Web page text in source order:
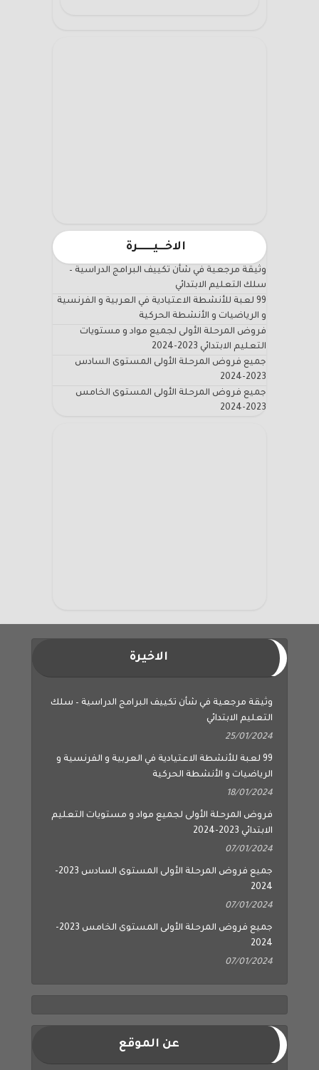
الاخـــيـــــــرة
وثيقة مرجعية في شأن تكييف البرامج الدراسية –
سلك التعليم الابتدائي
99 لعبة للأنشطة الاعتيادية في العربية و الفرنسية
و الرياضيات و الأنشطة الحركية
فروض المرحلة الأولى لجميع مواد و مستويات
التعليم الابتدائي 2023-2024
جميع فروض المرحلة الأولى المستوى السادس
2023-2024
جميع فروض المرحلة الأولى المستوى الخامس
2023-2024
الاخيرة
وثيقة مرجعية في شأن تكييف البرامج الدراسية – سلك
التعليم الابتدائي
25/01/2024
99 لعبة للأنشطة الاعتيادية في العربية و الفرنسية و
الرياضيات و الأنشطة الحركية
18/01/2024
فروض المرحلة الأولى لجميع مواد و مستويات التعليم
الابتدائي 2023-2024
07/01/2024
جميع فروض المرحلة الأولى المستوى السادس 2023-
2024
07/01/2024
جميع فروض المرحلة الأولى المستوى الخامس 2023-
2024
07/01/2024
عن الموقع